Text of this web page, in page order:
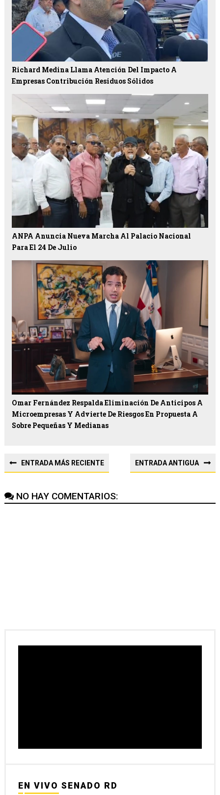
Richard Medina Llama Atención Del Impacto A
Empresas Contribución Residuos Sólidos
ANPA Anuncia Nueva Marcha Al Palacio Nacional
Para El 24 De Julio
Omar Fernández Respalda Eliminación De Anticipos A
Microempresas Y Advierte De Riesgos En Propuesta A
Sobre Pequeñas Y Medianas
ENTRADA MÁS RECIENTE ENTRADA ANTIGUA
NO HAY COMENTARIOS:
EN VIVO SENADO RD